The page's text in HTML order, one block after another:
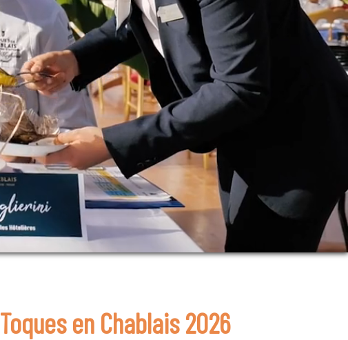
Toques en Chablais 2026